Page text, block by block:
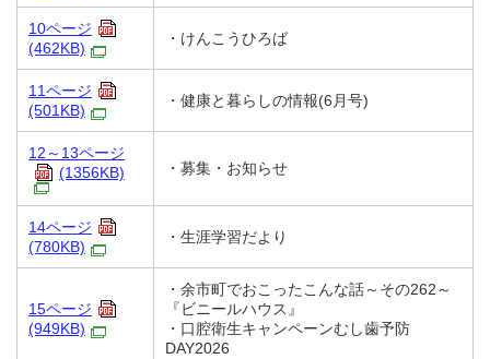
10ページ
(462KB)
・けんこうひろば
11ページ
(501KB)
・健康と暮らしの情報(6月号)
12～13ページ
(1356KB)
・募集・お知らせ
14ページ
(780KB)
・生涯学習だより
15ページ
(949KB)
・余市町でおこったこんな話～その262～
『ビニールハウス』
・口腔衛生キャンペーンむし歯予防
DAY2026